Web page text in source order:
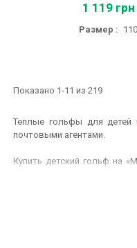
1 119 грн
Размер : 110
Показано 1-11 из 219
Теплые гольфы для детей
почтовыми агентами.
Купить детский гольф на
гольфы-американки без